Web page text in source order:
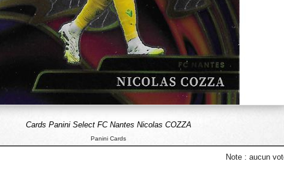
Cards Panini Select FC Nantes Nicolas COZZA
Panini Cards
Note : aucun